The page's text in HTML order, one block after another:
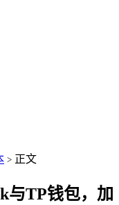
> 正文
与TP钱包，加